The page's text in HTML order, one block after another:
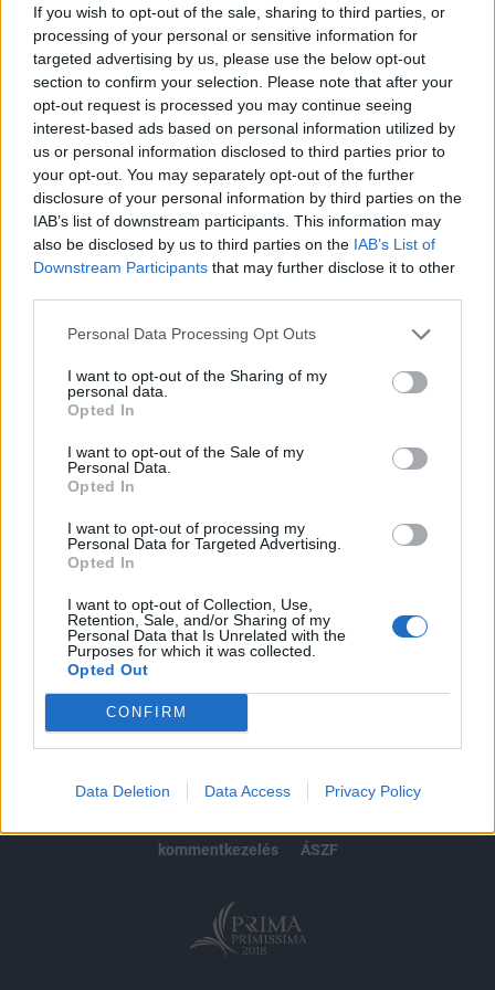
If you wish to opt-out of the sale, sharing to third parties, or
processing of your personal or sensitive information for
targeted advertising by us, please use the below opt-out
section to confirm your selection. Please note that after your
opt-out request is processed you may continue seeing
interest-based ads based on personal information utilized by
us or personal information disclosed to third parties prior to
your opt-out. You may separately opt-out of the further
disclosure of your personal information by third parties on the
IAB’s list of downstream participants. This information may
also be disclosed by us to third parties on the IAB’s List of
Downstream Participants that may further disclose it to other
Personal Data Processing Opt Outs
I want to opt-out of the Sharing of my
personal data.
Opted In
I want to opt-out of the Sale of my
Personal Data.
Opted In
I want to opt-out of processing my
Personal Data for Targeted Advertising.
Opted In
I want to opt-out of Collection, Use,
Retention, Sale, and/or Sharing of my
Personal Data that Is Unrelated with the
Purposes for which it was collected.
Opted Out
CONFIRM
Data Deletion Data Access Privacy Policy
meghirdetett és 2018. november 28-án meghosszabbított
2018-as részvényvisszavásárlási programja keretében,
2019. január 9-én 380 darab Alteo részvényt vásárolt 655
forintos áron. Az ügyletet követően az Alteo-csoport
összesen 778 395 darab Alteo törzsrészvénnyel
rendelkezik.(BÉT)A jelen írás nem minősül befektetési...
KEDVES OLVASÓNK!
A keresett cikk a portfolio.hu hírarchívumához
Portfolio.hu teljes cikkarchívum
Kötéslisták: BÉT elmúlt 2 év napon belüli
MÁR ELŐFIZETŐNK VAGY?
jogi nyilatkozat
kommentkezelés
ÁSZF